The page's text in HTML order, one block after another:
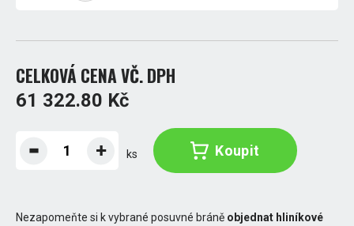
CELKOVÁ CENA VČ. DPH
61 322.80 Kč
ks Koupit
Nezapomeňte si k vybrané posuvné bráně objednat hliníkové